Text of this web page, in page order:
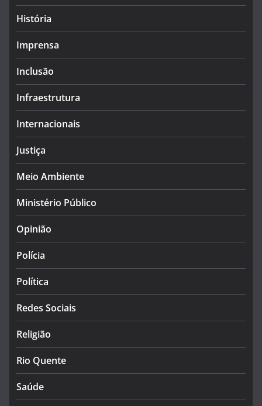
História
Imprensa
Inclusão
Infraestrutura
Internacionais
Justiça
Meio Ambiente
Ministério Público
Opinião
Polícia
Política
Redes Sociais
Religião
Rio Quente
Saúde